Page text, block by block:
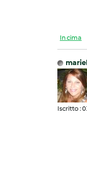
In cima
Iscritto :